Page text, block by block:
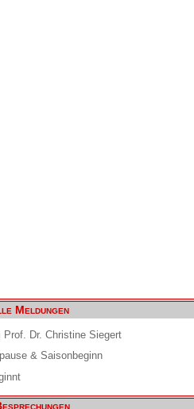
Meldungen
Dr. Christine Siegert
& Saisonbeginn